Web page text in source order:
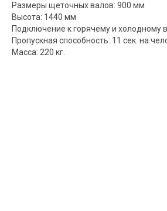
Размеры щеточных валов: 900 мм
Высота: 1440 мм
Подключение к горячему и холодному
Пропускная способность: 11 сек. на
Масса: 220 кг.